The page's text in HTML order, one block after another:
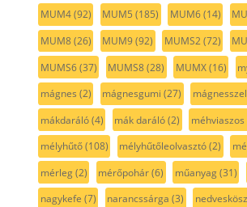
MUM4(92) MUM5 (185) MUM6(14)
MUM8(26) MUM9(92) MUMS2(72)
MUMS6(37) MUMS8(28) MUMX(16)
mágnes (2) mágnesgumi (27)
mákdaráló(4) mák daráló(2)
mélyhűtő(108) mélyhűtőleolvasztó(2)
mérleg(2) mérőpohár(6) műanyag(31)
nagykefe (7) narancssárga (3)